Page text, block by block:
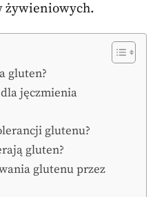
żywieniowych.
gluten?
jęczmienia
glutenu?
gluten?
glutenu przez